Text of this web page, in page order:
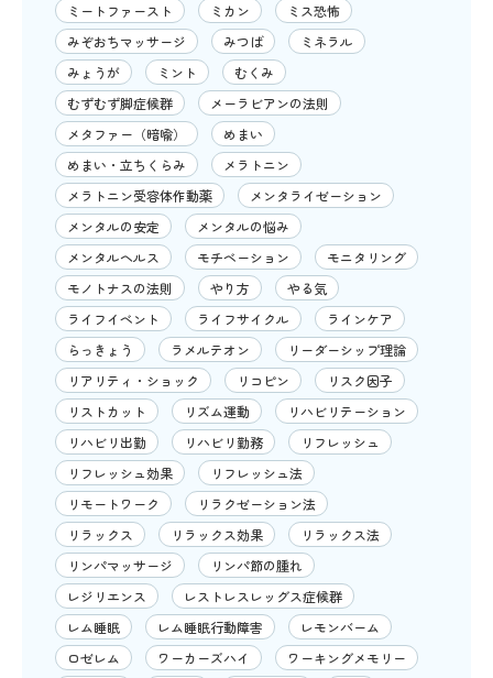
ミートファースト
ミカン
ミス恐怖
みぞおちマッサージ
みつば
ミネラル
みょうが
ミント
むくみ
むずむず脚症候群
メーラビアンの法則
メタファー（暗喩）
めまい
めまい・立ちくらみ
メラトニン
メラトニン受容体作動薬
メンタライゼーション
メンタルの安定
メンタルの悩み
メンタルヘルス
モチベーション
モニタリング
モノトナスの法則
やり方
やる気
ライフイベント
ライフサイクル
ラインケア
らっきょう
ラメルテオン
リーダーシップ理論
リアリティ・ショック
リコピン
リスク因子
リストカット
リズム運動
リハビリテーション
リハビリ出勤
リハビリ勤務
リフレッシュ
リフレッシュ効果
リフレッシュ法
リモートワーク
リラクゼーション法
リラックス
リラックス効果
リラックス法
リンパマッサージ
リンパ節の腫れ
レジリエンス
レストレスレッグス症候群
レム睡眠
レム睡眠行動障害
レモンバーム
ロゼレム
ワーカーズハイ
ワーキングメモリー